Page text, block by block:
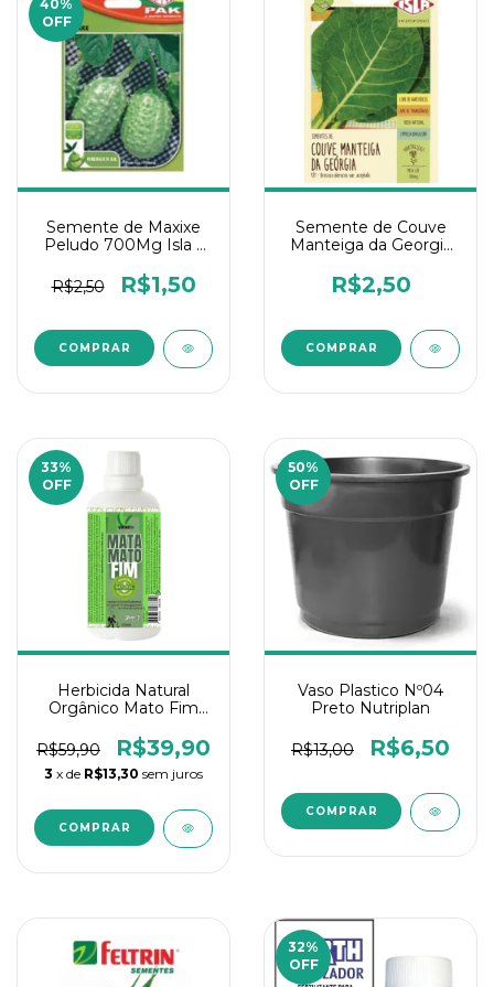
40%
OFF
Semente de Maxixe
Peludo 700Mg Isla 1
R$2,50
R$1,50
Semente de Couve
Manteiga da Georgia
R$2,50
33%
OFF
Herbicida Natural
Orgânico Mato Fim
R$59,90
R$39,90
3 x de R$13,30 sem juros
50%
OFF
Vaso Plastico Nº04
Preto Nutriplan
R$13,00 R$6,50
32%
OFF